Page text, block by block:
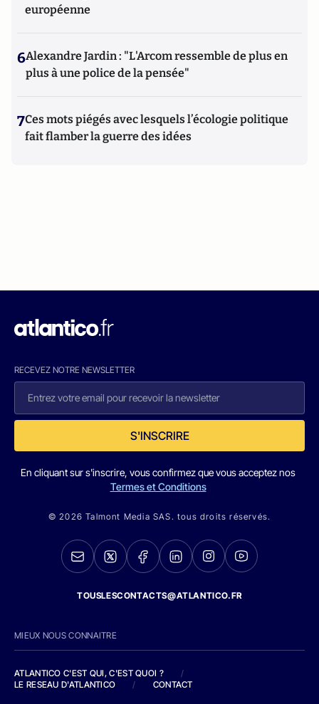
européenne
6Alexandre Jardin : "L'Arcom ressemble de plus en
plus à une police de la pensée"
7Ces mots piégés avec lesquels l’écologie politique
fait flamber la guerre des idées
RECEVEZ NOTRE NEWSLETTER
S'INSCRIRE
En cliquant sur s'inscrire, vous confirmez que vous acceptez nos
Termes et Conditions
© 2026 Talmont Media SAS. tous droits réservés.
TOUSLESCONTACTS@ATLANTICO.FR
MIEUX NOUS CONNAITRE
ATLANTICO C'EST QUI, C'EST QUOI ?
/
LE RESEAU D'ATLANTICO
/ CONTACT